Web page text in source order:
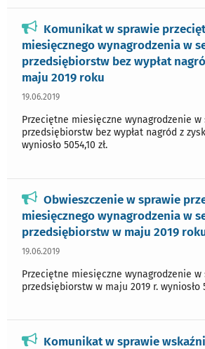
Komunikat w sprawie
miesięcznego wynagrodzenia w
przedsiębiorstw bez wypłat
maju 2019 roku
19.06.2019
Przeciętne miesięczne wynagrodzenie w
przedsiębiorstw bez wypłat nagród z
wyniosło 5054,10 zł.
Obwieszczenie w sprawie
miesięcznego wynagrodzenia w
przedsiębiorstw w maju 2019
19.06.2019
Przeciętne miesięczne wynagrodzenie w
przedsiębiorstw w maju 2019 r. wyniosło
Komunikat w sprawie